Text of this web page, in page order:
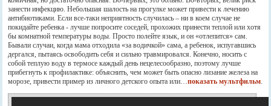
занести инфекцию. Небольшая шалость на прогулке может привести к лечению
антибиотиками. Если все-таки неприятность случилась – ни в коем случае не
покидайте ребенка - лучше попросите соседей, прохожих принести теплой или хотя
бы комнатной температуры воды. Просто полейте язык, и он «отлепится» сам.
Бывали случаи, когда мама отходила «за водичкой» сама, а ребенок, испугавшись
дергался, пытаясь освободить себя и сильно травмировался. Конечно, носить с
собой теплую воду в термосе каждый день нецелесообразно, поэтому лучше
прибегнуть к профилактике: объяснить, чем может быть опасно лизание железа на
морозе, привести пример из личного детского опыта или…показать мультфильм.